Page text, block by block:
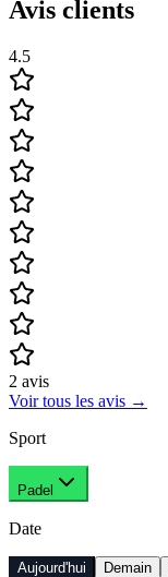
Avis clients
4.5
2 avis
Voir tous les avis →
Sport
Padel
Date
Aujourd'hui
Demain